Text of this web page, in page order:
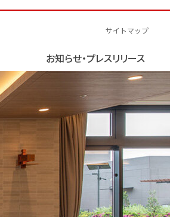
サイトマップ
分譲住宅
お知らせ・プレスリリース